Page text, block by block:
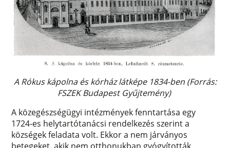
A Rókus kápolna és kórház látképe 1834-ben (Forrás:
FSZEK Budapest Gyűjtemény)
A közegészségügyi intézmények fenntartása egy
1724-es helytartótanácsi rendelkezés szerint a
községek feladata volt. Ekkor a nem járványos
betegeket, akik nem otthonukban gyógyították